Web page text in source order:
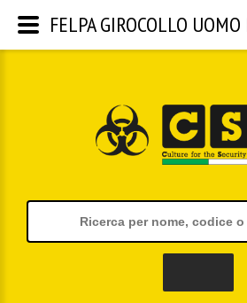
FELPA GIROCOLLO UOMO